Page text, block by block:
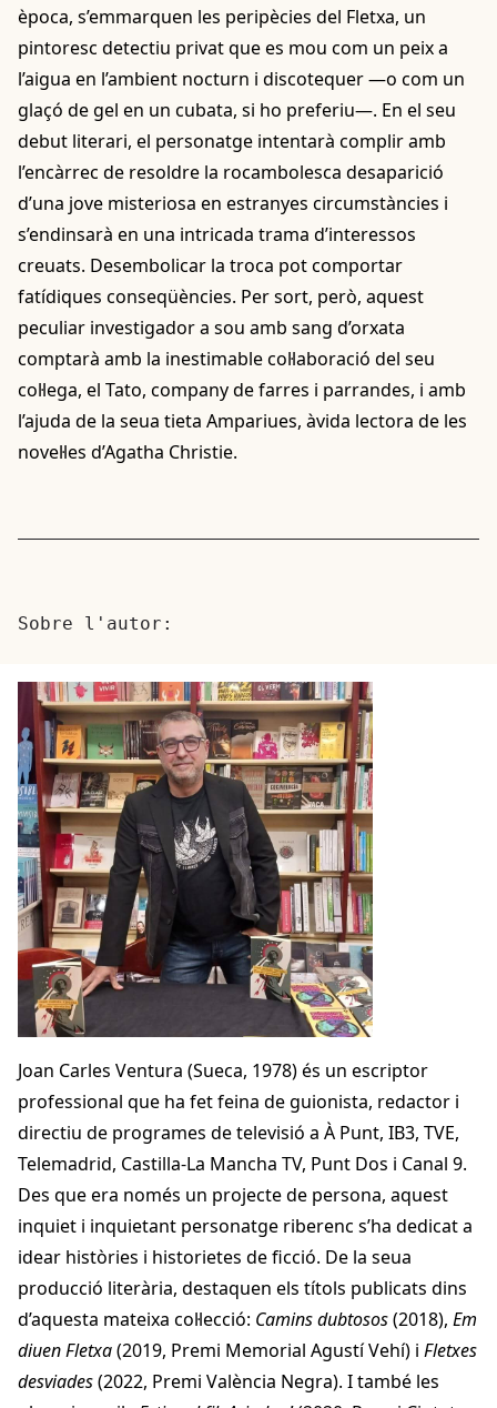
època, s’emmarquen les peripècies del Fletxa, un
pintoresc detectiu privat que es mou com un peix a
l’aigua en l’ambient nocturn i discotequer —o com un
glaçó de gel en un cubata, si ho preferiu—. En el seu
debut literari, el personatge intentarà complir amb
l’encàrrec de resoldre la rocambolesca desaparició
d’una jove misteriosa en estranyes circumstàncies i
s’endinsarà en una intricada trama d’interessos
creuats. Desembolicar la troca pot comportar
fatídiques conseqüències. Per sort, però, aquest
peculiar investigador a sou amb sang d’orxata
comptarà amb la inestimable col·laboració del seu
col·lega, el Tato, company de farres i parrandes, i amb
l’ajuda de la seua tieta Ampariues, àvida lectora de les
novel·les d’Agatha Christie.
Sobre l'autor:
Joan Carles Ventura (Sueca, 1978) és un escriptor
professional que ha fet feina de guionista, redactor i
directiu de programes de televisió a À Punt, IB3, TVE,
Telemadrid, Castilla-La Mancha TV, Punt Dos i Canal 9.
Des que era només un projecte de persona, aquest
inquiet i inquietant personatge riberenc s’ha dedicat a
idear històries i historietes de ficció. De la seua
producció literària, destaquen els títols publicats dins
d’aquesta mateixa col·lecció: Camins dubtosos(2018), Em
diuen Fletxa(2019, Premi Memorial Agustí Vehí) i Fletxes
desviades(2022, Premi València Negra). I també les